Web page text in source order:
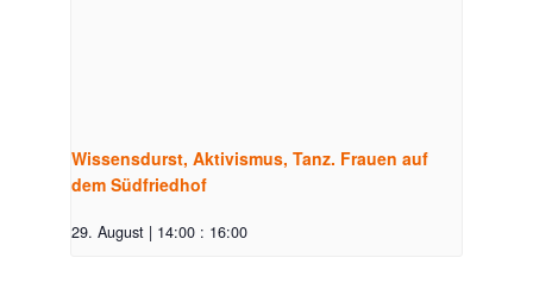
Wissensdurst, Aktivismus, Tanz. Frauen auf
dem Südfriedhof
29. August | 14:00 : 16:00